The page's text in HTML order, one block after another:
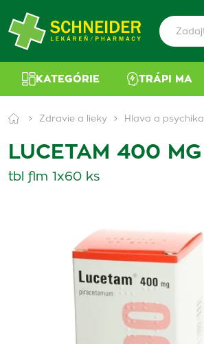
KATEGÓRIE TRÁPI MA
Zdravie a lieky Hlava a psychika
LUCETAM 400 MG
tbl flm 1x60 ks